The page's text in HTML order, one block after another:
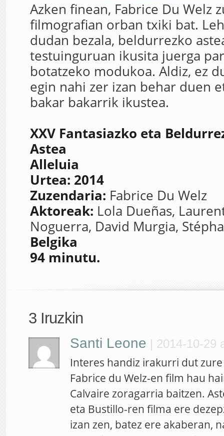
Azken finean, Fabrice Du Welz
filmografian orban txiki bat.
dudan bezala, beldurrezko
testuinguruan ikusita juerga
botatzeko modukoa. Aldiz, ez
egin nahi zer izan behar duen
bakar bakarrik ikustea.
XXV Fantasiazko eta
Astea
Alleluia
Urtea: 2014
Zuzendaria: Fabrice Du Welz
Aktoreak: Lola Dueñas,
Noguerra, David Murgia,
Belgika
94 minutu.
3 Iruzkin
Santi Leone | 2014-10-29
Interes handiz irakurri dut
Fabrice du Welz-en film hau
Calvaire zoragarria baitzen.
eta Bustillo-ren filma ere
izan zen, batez ere akaberan,